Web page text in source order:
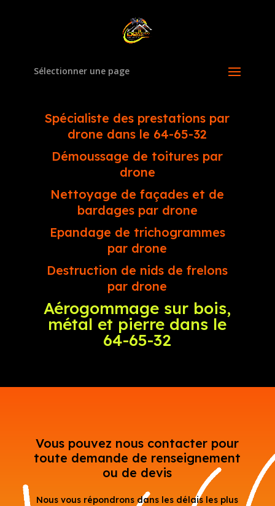
Sélectionner une page
Spécialiste des prestations par
drone dans le 64-65-32
Démoussage de toitures par
drone
Nettoyage de façades et de
bardages par drone
Epandage de trichogrammes
par drone
Destruction de nids de frelons
par drone
Aérogommage sur bois,
métal et pierre dans le
64-65-32
Vous pouvez nous contacter pour
toute demande de renseignement
ou de devis
Nous vous répondrons dans les délais les plus